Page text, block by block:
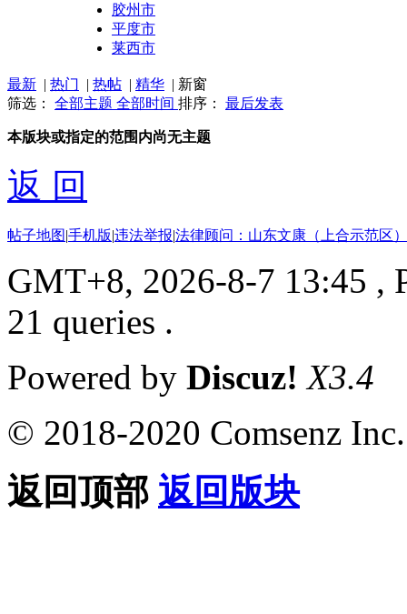
胶州市
平度市
莱西市
最新 | 热门 | 热帖 | 精华 | 新窗
筛选： 全部主题 全部时间 排序： 最后发表
本版块或指定的范围内尚无主题
返 回
帖子地图|手机版|违法举报|法律顾问：山东文康（上合示范区
GMT+8, 2026-8-7 13:45 ,
21 queries .
Powered by Discuz! X3.4
© 2018-2020 Comsenz Inc.
返回顶部 返回版块